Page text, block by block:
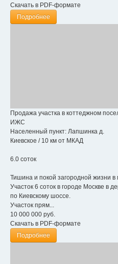
Скачать в PDF-формате
Подробнее
Продажа участка в коттеджном
ИЖС
Населенный пункт: Лапшинка д.
Киевское / 10 км от МКАД
6.0 соток
Тишина и покой загородной жизни в
Участок 6 соток в городе Москве в
по Киевскому шоссе.
Участок прям...
10 000 000 руб.
Скачать в PDF-формате
Подробнее